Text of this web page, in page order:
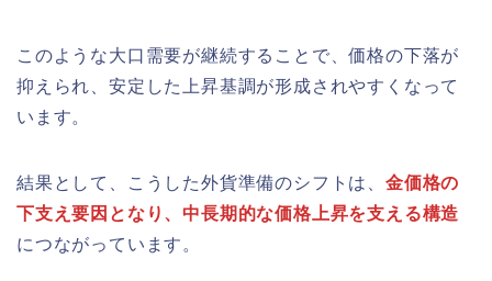
このような大口需要が継続することで、価格の下落が
抑えられ、安定した上昇基調が形成されやすくなって
います。
結果として、こうした外貨準備のシフトは、 金価格の
下支え要因となり、中長期的な価格上昇を支える構造
につながっています。